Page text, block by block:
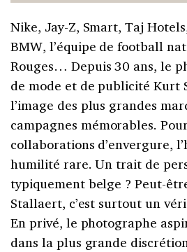
Nike, Jay-Z, Smart, Taj
BMW, l’équipe de football
Rouges… Depuis 30 ans, le
de mode et de publicité Kurt
l’image des plus grandes
campagnes mémorables.
collaborations d’envergure,
humilité rare. Un trait de
typiquement belge ? Peut-
Stallaert, c’est surtout un
En privé, le photographe
dans la plus grande